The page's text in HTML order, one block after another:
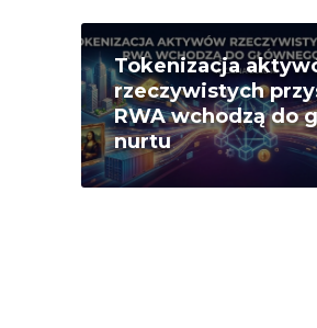
Tokenizacja
rzeczywistych
RWA wchodzą do
nurtu